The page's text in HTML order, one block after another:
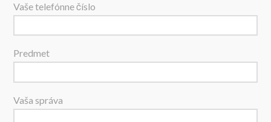
Vaše telefónne číslo
Predmet
Vaša správa